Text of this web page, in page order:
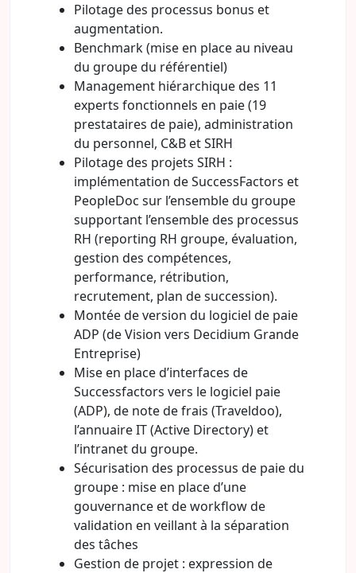
Pilotage des processus bonus et
augmentation.
Benchmark (mise en place au niveau
du groupe du référentiel)
Management hiérarchique des 11
experts fonctionnels en paie (19
prestataires de paie), administration
du personnel, C&B et SIRH
Pilotage des projets SIRH :
implémentation de SuccessFactors et
PeopleDoc sur l’ensemble du groupe
supportant l’ensemble des processus
RH (reporting RH groupe, évaluation,
gestion des compétences,
performance, rétribution,
recrutement, plan de succession).
Montée de version du logiciel de paie
ADP (de Vision vers Decidium Grande
Entreprise)
Mise en place d’interfaces de
Successfactors vers le logiciel paie
(ADP), de note de frais (Traveldoo),
l’annuaire IT (Active Directory) et
l’intranet du groupe.
Sécurisation des processus de paie du
groupe : mise en place d’une
gouvernance et de workflow de
validation en veillant à la séparation
des tâches
Gestion de projet : expression de